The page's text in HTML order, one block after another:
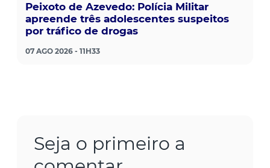
Peixoto de Azevedo: Polícia Militar
apreende três adolescentes suspeitos
por tráfico de drogas
07 AGO 2026 - 11H33
Seja o primeiro a